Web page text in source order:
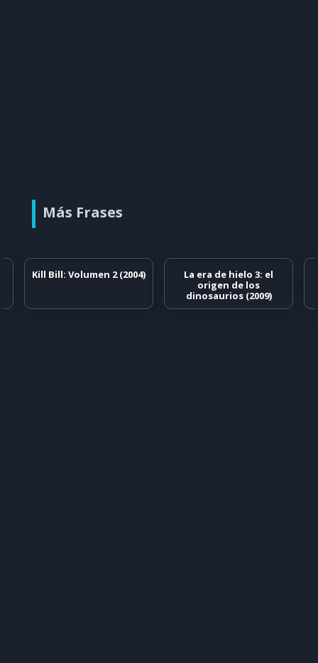
Más Frases
Kill Bill: Volumen 2 (2004)
La era de hielo 3: el
origen de los
dinosaurios (2009)